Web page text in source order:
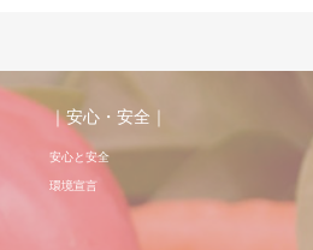
｜安心・安全｜
安心と安全
環境宣言